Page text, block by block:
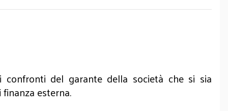
confronti del garante della società che si sia
esterna.